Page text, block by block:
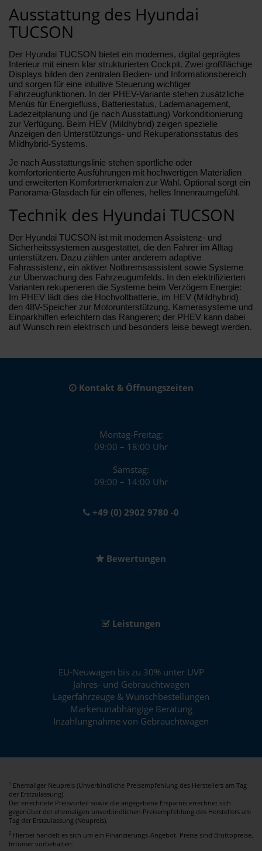
Ausstattung des Hyundai
TUCSON
Der Hyundai TUCSON bietet ein modernes, digital geprägtes
Interieur mit einem klar strukturierten Cockpit. Zwei großflächige
Displays bilden den zentralen Bedien- und Informationsbereich
und sorgen für eine intuitive Steuerung wichtiger
Fahrzeugfunktionen. In der PHEV-Variante stehen zusätzliche
Menüs für Energiefluss, Batteriestatus, Lademanagement,
Ladezeitplanung und (je nach Ausstattung) Vorkonditionierung
zur Verfügung. Beim HEV (Mildhybrid) zeigen spezielle
Anzeigen den Unterstützungs- und Rekuperationsstatus des
Mildhybrid-Systems.
Je nach Ausstattungslinie stehen sportliche oder
komfortorientierte Ausführungen mit hochwertigen Materialien
und erweiterten Komfortmerkmalen zur Wahl. Optional sorgt ein
Panorama-Glasdach für ein offenes, helles Innenraumgefühl.
Technik des Hyundai TUCSON
Der Hyundai TUCSON ist mit modernen Assistenz- und
Sicherheitssystemen ausgestattet, die den Fahrer im Alltag
unterstützen. Dazu zählen unter anderem adaptive
Fahrassistenz, ein aktiver Notbremsassistent sowie Systeme
zur Überwachung des Fahrzeugumfelds. In den elektrifizierten
Varianten rekuperieren die Systeme beim Verzögern Energie:
Im PHEV lädt dies die Hochvoltbatterie, im HEV (Mildhybrid)
den 48V-Speicher zur Motorunterstützung. Kamerasysteme und
Einparkhilfen erleichtern das Rangieren; der PHEV kann dabei
auf Wunsch rein elektrisch und besonders leise bewegt werden.
Kontakt & Öffnungszeiten
Montag-Freitag:
09:00 – 18:00 Uhr
Samstag:
09:00 – 14:00 Uhr
+49 (0) 2902 9780 -0
Bewertungen
Leistungen
EU-Neuwagen bis zu 30% unter UVP
Jahres- und Gebrauchtwagen
Lagerfahrzeuge & Wunschbestellungen
Markenunabhängige Beratung
Inzahlungnahme von Gebrauchtwagen
1
Ehemaliger Neupreis (Unverbindliche Preisempfehlung des Herstellers am Tag
der Erstzulassung).
Der errechnete Preisvorteil sowie die angegebene Ersparnis errechnet sich
gegenüber der ehemaligen unverbindlichen Preisempfehlung des Herstellers am
Tag der Erstzulassung (Neupreis).
2 Hierbei handelt es sich um ein Finanzierungs-Angebot. Preise sind Bruttopreise.
Irrtümer vorbehalten.